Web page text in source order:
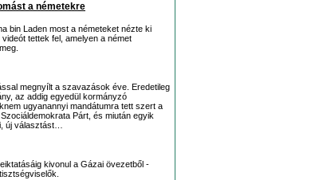
a németekre
bin Laden most a németeket nézte ki
tettek fel, amelyen a német
megnyílt a szavazások éve. Eredetileg
az addig egyedül kormányzó
ugyanannyi mandátumra tett szert a
Párt, és miután egyik
új választást…
kivonul a Gázai övezetből -